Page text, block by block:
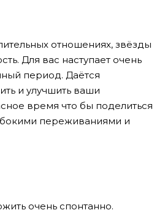
отношениях, звёзды
Для вас наступает очень
период. Даётся
и улучшить ваши
время что бы поделиться
переживаниями и
очень спонтанно.